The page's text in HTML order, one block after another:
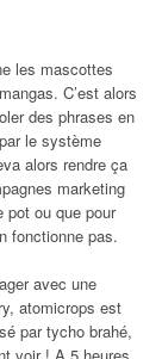
les mascottes
C’est alors
des phrases en
le système
alors rendre ça
marketing
pot ou que pour
fonctionne pas.
avec une
atomicrops est
par tycho brahé,